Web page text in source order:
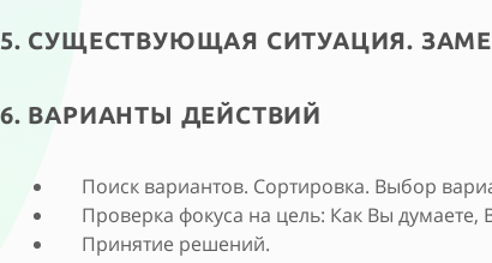
5. СУЩЕСТВУЮЩАЯ СИТУАЦИЯ.
6. ВАРИАНТЫ ДЕЙСТВИЙ
Поиск вариантов. Сортировка. Выбор
Проверка фокуса на цель: Как Вы думаете,
Принятие решений.